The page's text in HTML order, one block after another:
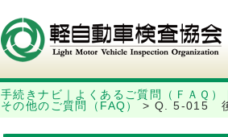
手続きナビ｜よくあるご質問（ＦＡＱ）
その他のご質問（FAQ）
>Q. 5-015 後